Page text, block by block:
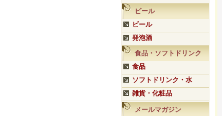
ビール
ビール
発泡酒
食品・ソフトドリンク
食品
ソフトドリンク・水
雑貨・化粧品
メールマガジン